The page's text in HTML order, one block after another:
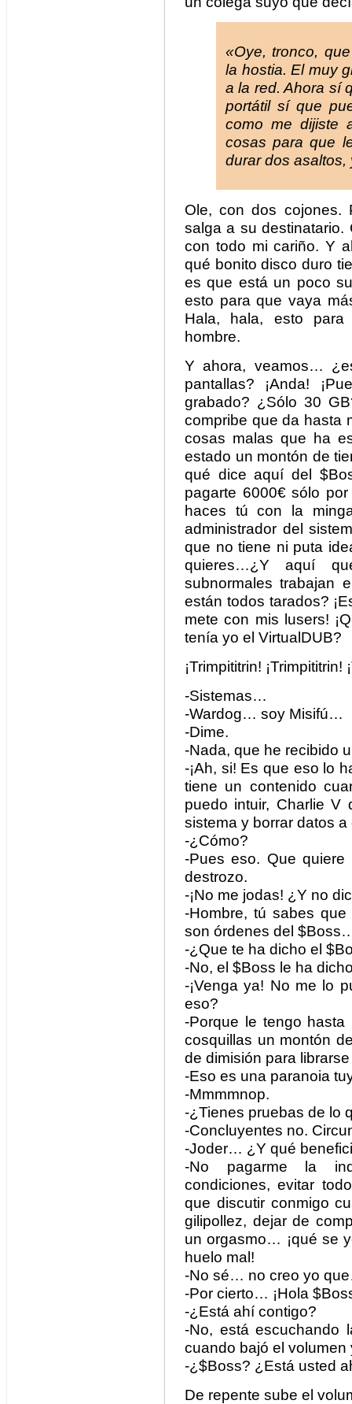
«Oye, tronco,
la hostia. El muy
a la red. Ahora sí
portátil sí que
como me dijiste
cosas para que
durar dos asaltos,
Ole, con dos cojones.
salga a su destinatario.
con todo mi cariño. Y
qué bonito disco duro
es que está un poco
esto para que vaya
Hala, hala, esto
hombre.
Y ahora, veamos…
pantallas? ¡Anda!
grabado? ¿Sólo 30
compribe que da hasta
cosas malas que ha
estado un montón de
qué dice aquí del
pagarte 6000€ sólo
haces tú con la
administrador del
que no tiene ni puta
quieres…¿Y aquí
subnormales trabajan
están todos tarados?
mete con mis lusers!
tenía yo el VirtualDUB?
¡Trimpititrin! ¡Trimpititrin!
-Sistemas…
-Wardog… soy Misifú…
-Dime.
-Nada, que he recibido
-¡Ah, si! Es que eso lo
tiene un contenido
puedo intuir, Charlie V
sistema y borrar datos
-¿Cómo?
-Pues eso. Que
destrozo.
-¡No me jodas! ¿Y no
-Hombre, tú sabes
son órdenes del
-¿Que te ha dicho el
-No, el $Boss le ha
-¡Venga ya! No me lo
eso?
-Porque le tengo
cosquillas un montón
de dimisión para
-Eso es una paranoia
-Mmmmnop.
-¿Tienes pruebas de lo
-Concluyentes no.
-Joder… ¿Y qué
-No pagarme la
condiciones, evitar
que discutir conmigo
gilipollez, dejar de
un orgasmo… ¡qué se
huelo mal!
-No sé… no creo yo
-Por cierto… ¡Hola
-¿Está ahí contigo?
-No, está escuchando
cuando bajó el volumen
-¿$Boss? ¿Está usted
De repente sube el